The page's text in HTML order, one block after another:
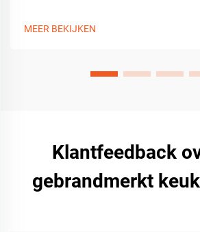
MEER BEKIJKEN
Klantfeedback
gebrandmerkt